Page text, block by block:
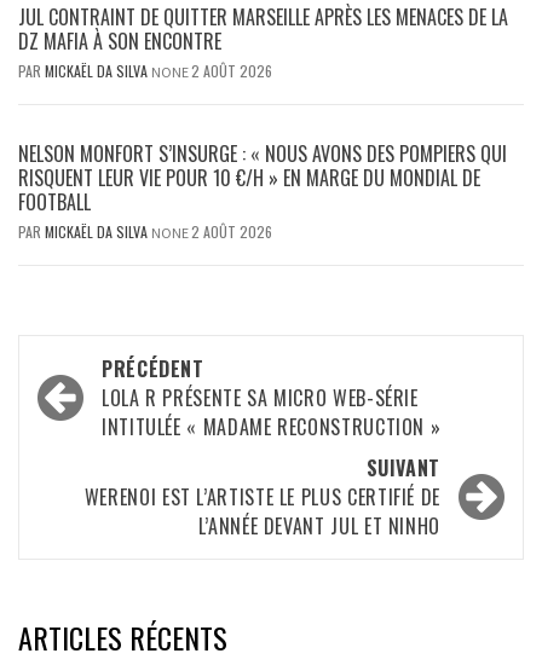
JUL CONTRAINT DE QUITTER MARSEILLE APRÈS LES MENACES DE LA
DZ MAFIA À SON ENCONTRE
PAR MICKAËL DA SILVA NONE2 AOÛT 2026
NELSON MONFORT S’INSURGE : « NOUS AVONS DES POMPIERS QUI
RISQUENT LEUR VIE POUR 10 €/H » EN MARGE DU MONDIAL DE
FOOTBALL
PAR MICKAËL DA SILVA NONE2 AOÛT 2026
Navigation
d’article
PRÉCÉDENT
LOLA R PRÉSENTE SA MICRO WEB-SÉRIE
INTITULÉE « MADAME RECONSTRUCTION »
SUIVANT
WERENOI EST L’ARTISTE LE PLUS CERTIFIÉ DE
L’ANNÉE DEVANT JUL ET NINHO
ARTICLES RÉCENTS